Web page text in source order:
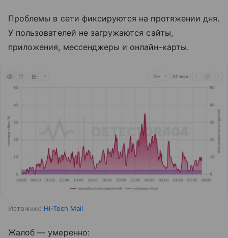
Проблемы в сети фиксируются на протяжении дня.
У пользователей не загружаются сайты,
приложения, мессенджеры и онлайн-карты.
Источник: Hi-Tech Mail
Жалоб — умеренно: